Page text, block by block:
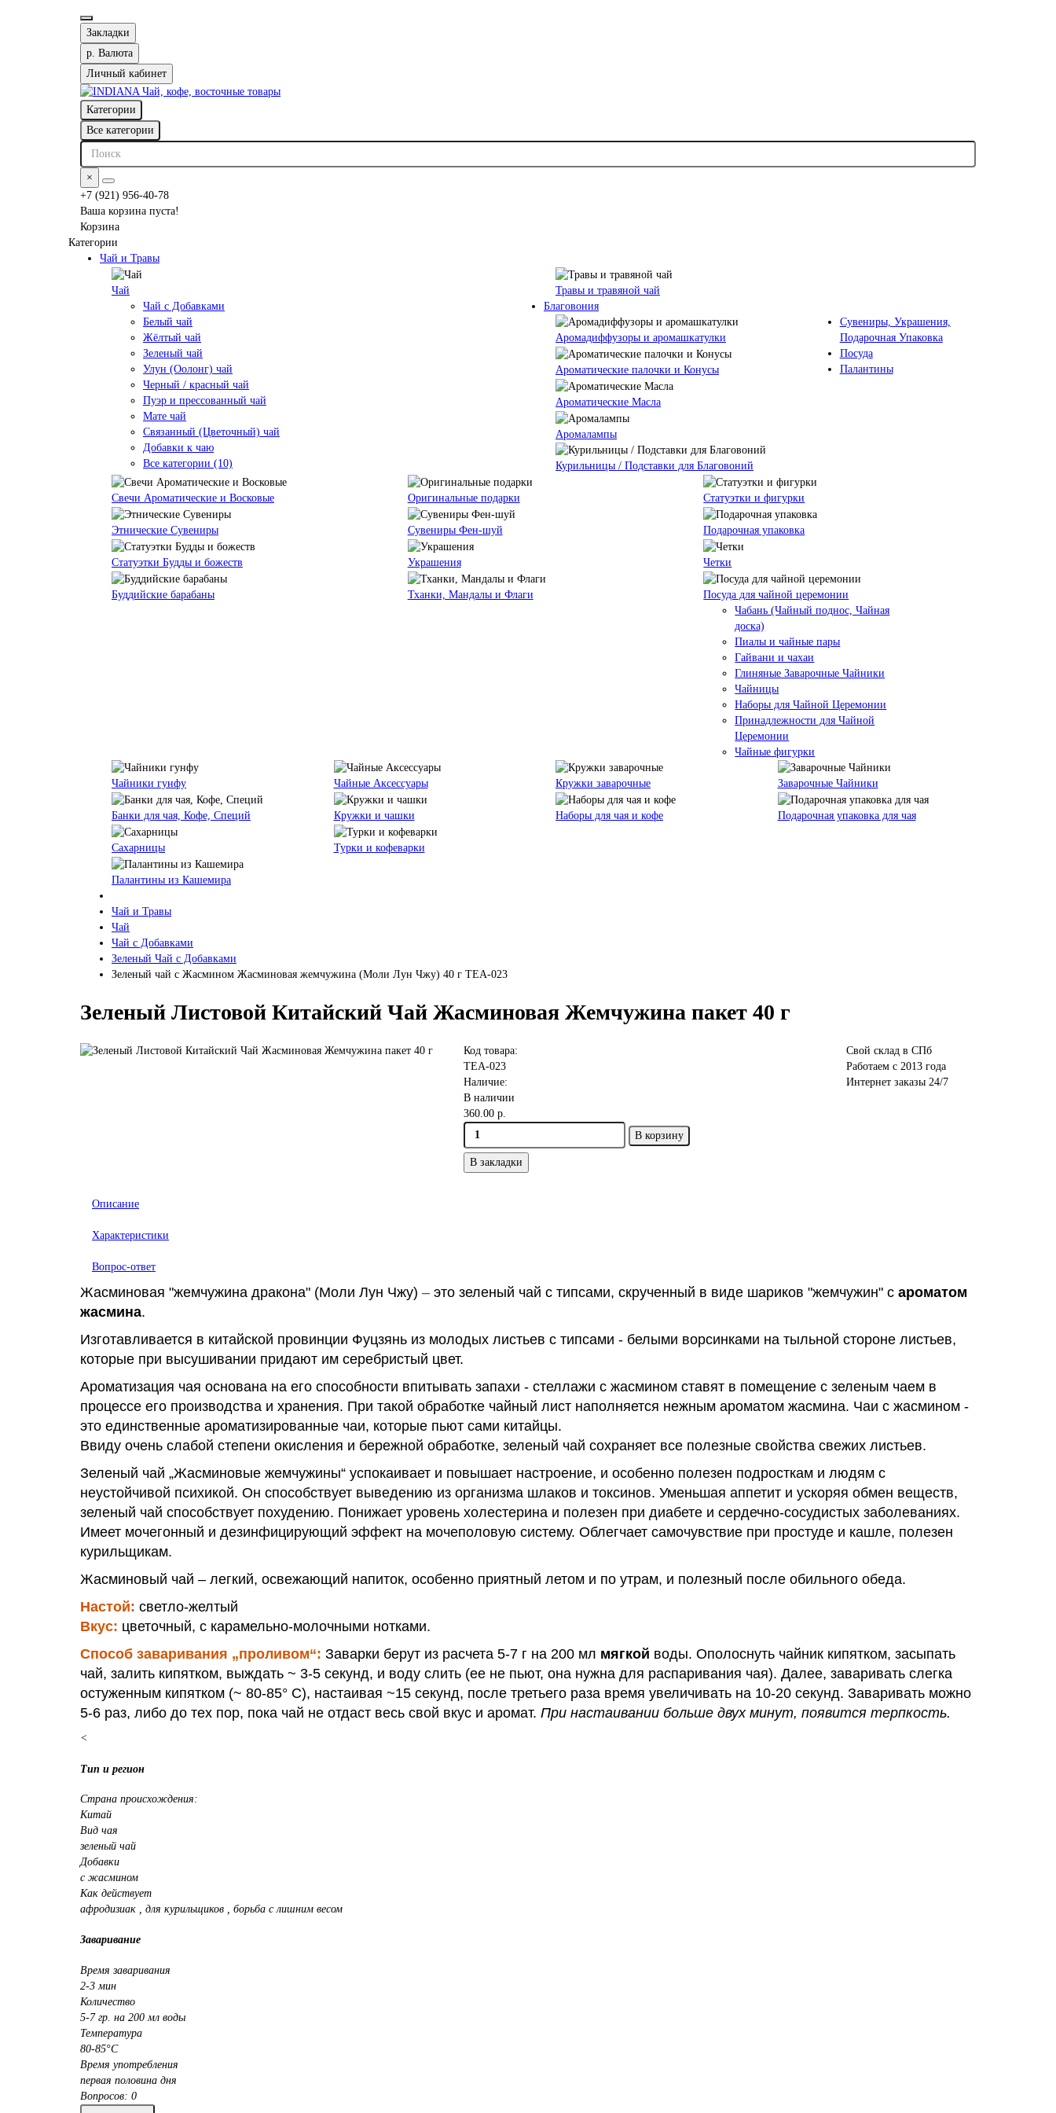
Закладки
р. Валюта
Личный кабинет
Категории
Все категории
×
+7 (921) 956-40-78
Ваша корзина пуста!
Корзина
Категории
Чай и Травы
Чай
Чай с Добавками
Белый чай
Жёлтый чай
Зеленый чай
Улун (Оолонг) чай
Черный / красный чай
Пуэр и прессованный чай
Мате чай
Связанный (Цветочный) чай
Добавки к чаю
Все категории (10)
Травы и травяной чай
Благовония
Аромадиффузоры и аромашкатулки
Ароматические палочки и Конусы
Ароматические Масла
Аромалампы
Курильницы / Подставки для Благовоний
Свечи Ароматические и Восковые
Сувениры, Украшения,
Подарочная Упаковка
Оригинальные подарки Статуэтки и фигурки
Этнические Сувениры Сувениры Фен-шуй Подарочная упаковка
Статуэтки Будды и божеств Украшения Четки
Буддийские барабаны Тханки, Мандалы и Флаги
Посуда
Посуда для чайной церемонии
Чабань (Чайный поднос, Чайная
доска)
Пиалы и чайные пары
Гайвани и чахаи
Глиняные Заварочные Чайники
Чайницы
Наборы для Чайной Церемонии
Принадлежности для Чайной
Церемонии
Чайные фигурки
Чайники гунфу Чайные Аксессуары Кружки заварочные Заварочные Чайники
Банки для чая, Кофе, Специй Кружки и чашки Наборы для чая и кофе Подарочная упаковка для чая
Сахарницы Турки и кофеварки
Палантины
Палантины из Кашемира
Чай и Травы
Чай
Чай с Добавками
Зеленый Чай с Добавками
Зеленый чай с Жасмином Жасминовая жемчужина (Моли Лун Чжу) 40 г TEA-023
Зеленый Листовой Китайский Чай Жасминовая Жемчужина пакет 40 г
Код товара:
TEA-023
Наличие:
В наличии
360.00 р.
В корзину
В закладки
Свой склад в СПб
Работаем с 2013 года
Интернет заказы 24/7
Описание
Характеристики
Вопрос-ответ
Жасминовая "жемчужина дракона" (Моли Лун Чжу) – это зеленый чай с типсами, скрученный в виде шариков "жемчужин" с ароматом
жасмина.
Изготавливается в китайской провинции Фуцзянь из молодых листьев с типсами - белыми ворсинками на тыльной стороне листьев,
которые при высушивании придают им серебристый цвет.
Ароматизация чая основана на его способности впитывать запахи - стеллажи с жасмином ставят в помещение с зеленым чаем в
процессе его производства и хранения. При такой обработке чайный лист наполняется нежным ароматом жасмина. Чаи с жасмином -
это единственные ароматизированные чаи, которые пьют сами китайцы.
Ввиду очень слабой степени окисления и бережной обработке, зеленый чай сохраняет все полезные свойства свежих листьев.
Зеленый чай „Жасминовые жемчужины“ успокаивает и повышает настроение, и особенно полезен подросткам и людям с
неустойчивой психикой. Он способствует выведению из организма шлаков и токсинов. Уменьшая аппетит и ускоряя обмен веществ,
зеленый чай способствует похудению. Понижает уровень холестерина и полезен при диабете и сердечно-сосудистых заболеваниях.
Имеет мочегонный и дезинфицирующий эффект на мочеполовую систему. Облегчает самочувствие при простуде и кашле, полезен
курильщикам.
Жасминовый чай – легкий, освежающий напиток, особенно приятный летом и по утрам, и полезный после обильного обеда.
Настой: светло-желтый
Вкус: цветочный, с карамельно-молочными нотками.
Способ заваривания „проливом“: Заварки берут из расчета 5-7 г на 200 мл мягкой воды. Ополоснуть чайник кипятком, засыпать
чай, залить кипятком, выждать ~ 3-5 секунд, и воду слить (ее не пьют, она нужна для распаривания чая). Далее, заваривать слегка
остуженным кипятком (~ 80-85° С), настаивая ~15 секунд, после третьего раза время увеличивать на 10-20 секунд. Заваривать можно
5-6 раз, либо до тех пор, пока чай не отдаст весь свой вкус и аромат. При настаивании больше двух минут, появится терпкость.
<
Тип и регион
Страна происхождения:
Китай
Вид чая
зеленый чай
Добавки
с жасмином
Как действует
афродизиак , для курильщиков , борьба с лишним весом
Заваривание
Время заваривания
2-3 мин
Количество
5-7 гр. на 200 мл воды
Температура
80-85°C
Время употребления
первая половина дня
Вопросов: 0